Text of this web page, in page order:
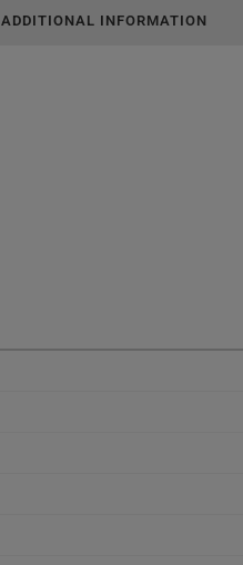
ADDITIONAL INFORMATION